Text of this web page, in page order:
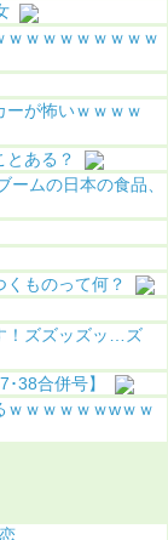
ｗｗｗｗｗｗｗｗ
ーが怖いｗｗｗｗ
とある？
ムの日本の食品、
くものって何？
！ズズッズッ…ズ
38合併号】
ｗｗｗｗｗｗwｗｗ